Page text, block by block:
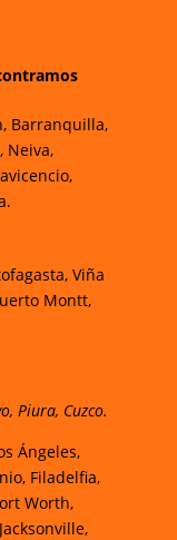
Barranquilla,
Neiva,
,
Viña
Montt,
, Piura, Cuzco.
Ángeles,
Filadelfia,
Worth,